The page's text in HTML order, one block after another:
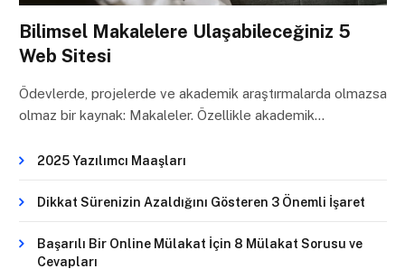
Bilimsel Makalelere Ulaşabileceğiniz 5
Web Sitesi
Ödevlerde, projelerde ve akademik araştırmalarda olmazsa
olmaz bir kaynak: Makaleler. Özellikle akademik…
2025 Yazılımcı Maaşları
Dikkat Sürenizin Azaldığını Gösteren 3 Önemli İşaret
Başarılı Bir Online Mülakat İçin 8 Mülakat Sorusu ve
Cevapları